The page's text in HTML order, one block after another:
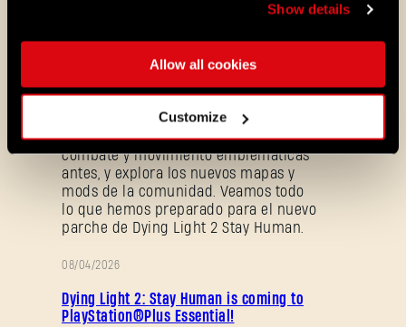
Show details
Allow all cookies
Customize
DEL
ofrecer un sistema que permite
progresar y desbloquear habilidades
más rápido. Hazte con habilidades de
combate y movimiento emblemáticas
antes, y explora los nuevos mapas y
mods de la comunidad. Veamos todo
lo que hemos preparado para el nuevo
parche de Dying Light 2 Stay Human.
08/04/2026
Dying Light 2: Stay Human is coming to
PlayStation®Plus Essential!
¿Olvidaste la contraseña?